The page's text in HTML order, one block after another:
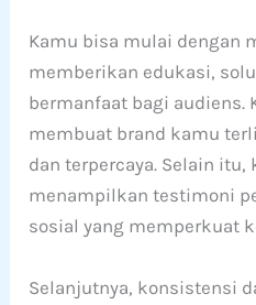
Kamu bisa mulai dengan
memberikan edukasi,
bermanfaat bagi audiens.
membuat brand kamu
dan terpercaya. Selain itu,
menampilkan testimoni
sosial yang memperkuat
Selanjutnya, konsistensi